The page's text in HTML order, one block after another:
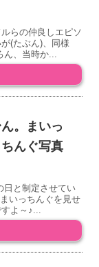
らの仲良しエピソ
(たぶん)、同様
、当時か...
。まいっ
んぐ写真
日と制定させてい
いっちんぐを見せ
よ～♪...